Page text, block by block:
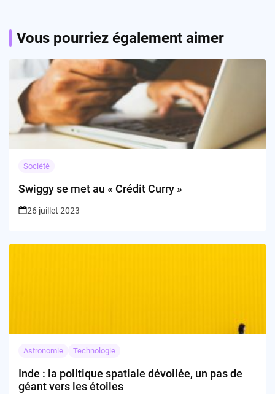
Vous pourriez également aimer
Société
Swiggy se met au « Crédit Curry »
26 juillet 2023
Astronomie Technologie
Inde : la politique spatiale dévoilée, un pas de
géant vers les étoiles